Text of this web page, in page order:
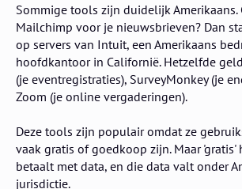
Sommige tools zijn duidelijk Amerikaans.
Mailchimp voor je nieuwsbrieven? Dan
op servers van Intuit, een Amerikaans
hoofdkantoor in Californië. Hetzelfde
(je eventregistraties), SurveyMonkey (je
Zoom (je online vergaderingen).
Deze tools zijn populair omdat ze
vaak gratis of goedkoop zijn. Maar 'gratis'
betaalt met data, en die data valt onder
jurisdictie.